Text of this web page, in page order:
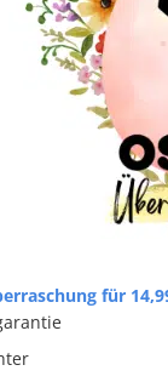
für